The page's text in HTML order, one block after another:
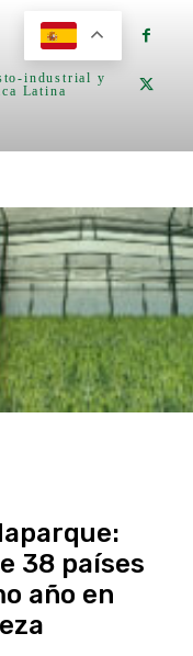
industrial y
Latina
38 países
año en